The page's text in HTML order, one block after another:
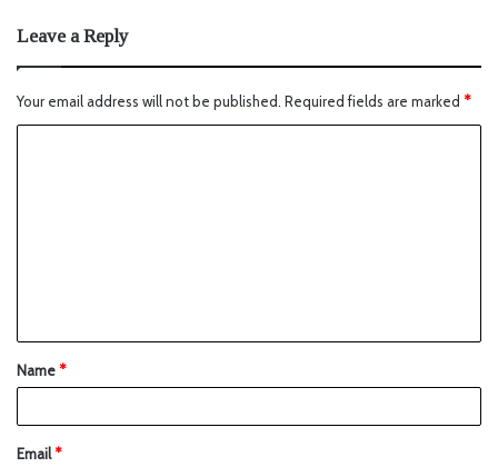
Leave a Reply
Your email address will not be published. Required fields are marked *
Name*
Email*